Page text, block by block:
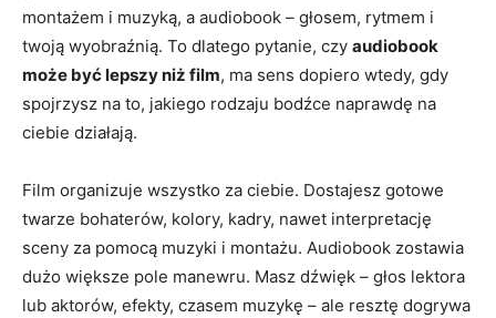
montażem i muzyką, a audiobook – głosem, rytmem i
twoją wyobraźnią. To dlatego pytanie, czy audiobook
może być lepszy niż film, ma sens dopiero wtedy, gdy
spojrzysz na to, jakiego rodzaju bodźce naprawdę na
ciebie działają.
Film organizuje wszystko za ciebie. Dostajesz gotowe
twarze bohaterów, kolory, kadry, nawet interpretację
sceny za pomocą muzyki i montażu. Audiobook zostawia
dużo większe pole manewru. Masz dźwięk – głos lektora
lub aktorów, efekty, czasem muzykę – ale resztę dogrywa